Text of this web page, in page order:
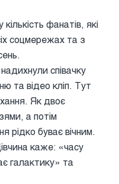
фанатів, які
соцмережах та з
співачку
та відео кліп. Тут
Як двоє
а потім
рідко буває вічним.
каже: «часу
галактику» та